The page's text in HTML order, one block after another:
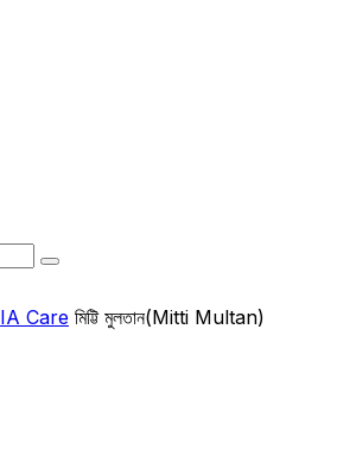
IA Care মিট্টি মুলতান(Mitti Multan)